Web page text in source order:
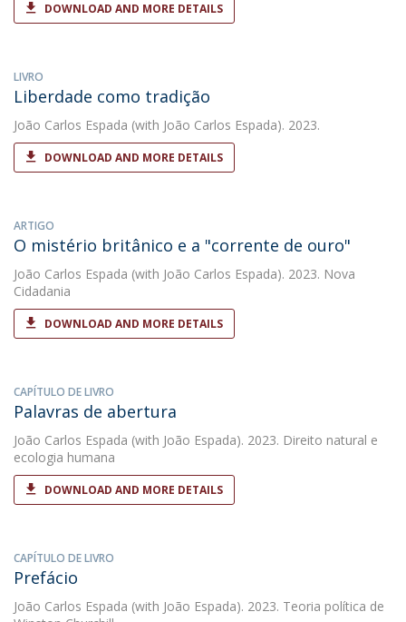
DOWNLOAD AND MORE DETAILS
LIVRO
Liberdade como tradição
João Carlos Espada (with João Carlos Espada). 2023.
DOWNLOAD AND MORE DETAILS
ARTIGO
O mistério britânico e a "corrente de ouro"
João Carlos Espada (with João Carlos Espada). 2023. Nova
Cidadania
DOWNLOAD AND MORE DETAILS
CAPÍTULO DE LIVRO
Palavras de abertura
João Carlos Espada (with João Espada). 2023. Direito natural e
ecologia humana
DOWNLOAD AND MORE DETAILS
CAPÍTULO DE LIVRO
Prefácio
João Carlos Espada (with João Espada). 2023. Teoria política de